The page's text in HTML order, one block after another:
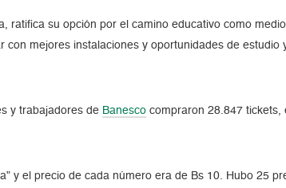
ratifica su opción por el camino educativo como
mejores instalaciones y oportunidades de estudio
y trabajadores de Banesco compraron 28.847 tickets,
y el precio de cada número era de Bs 10. Hubo 25